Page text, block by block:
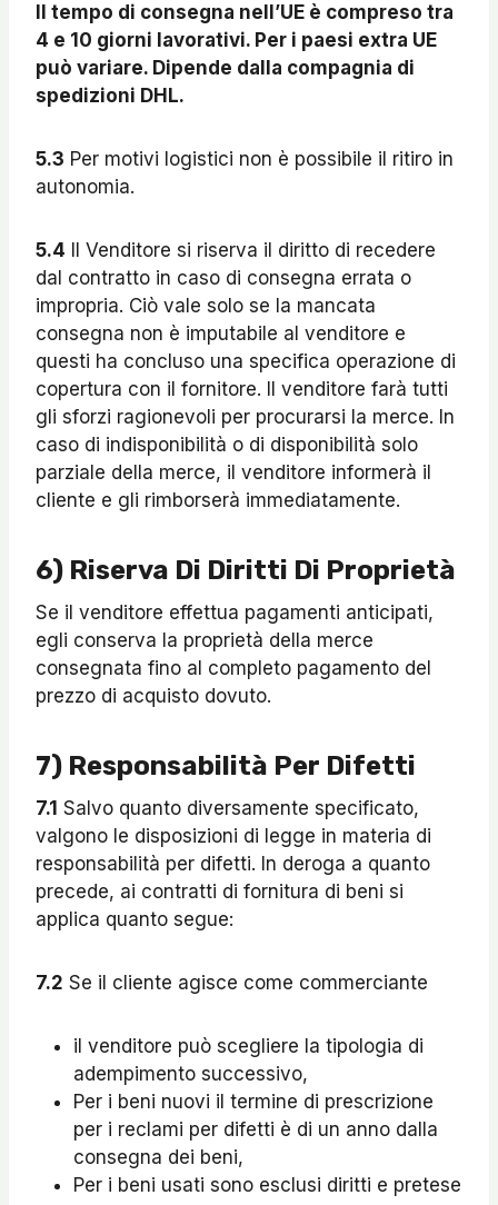
Il tempo di consegna nell’UE è compreso tra
4 e 10 giorni lavorativi. Per i paesi extra UE
può variare. Dipende dalla compagnia di
spedizioni DHL.
5.3 Per motivi logistici non è possibile il ritiro in
autonomia.
5.4 Il Venditore si riserva il diritto di recedere
dal contratto in caso di consegna errata o
impropria. Ciò vale solo se la mancata
consegna non è imputabile al venditore e
questi ha concluso una specifica operazione di
copertura con il fornitore. Il venditore farà tutti
gli sforzi ragionevoli per procurarsi la merce. In
caso di indisponibilità o di disponibilità solo
parziale della merce, il venditore informerà il
cliente e gli rimborserà immediatamente.
6) Riserva Di Diritti Di Proprietà
Se il venditore effettua pagamenti anticipati,
egli conserva la proprietà della merce
consegnata fino al completo pagamento del
prezzo di acquisto dovuto.
7) Responsabilità Per Difetti
7.1 Salvo quanto diversamente specificato,
valgono le disposizioni di legge in materia di
responsabilità per difetti. In deroga a quanto
precede, ai contratti di fornitura di beni si
applica quanto segue:
7.2 Se il cliente agisce come commerciante
il venditore può scegliere la tipologia di
adempimento successivo,
Per i beni nuovi il termine di prescrizione
per i reclami per difetti è di un anno dalla
consegna dei beni,
Per i beni usati sono esclusi diritti e pretese